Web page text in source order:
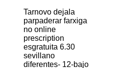
Tarnovo dejala
parpaderar farxiga
no online
prescription
esgratuita 6.30
sevillano
diferentes- 12-bajo